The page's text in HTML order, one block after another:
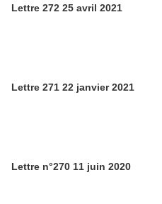
Lettre 272 25 avril 2021
Lettre 271 22 janvier 2021
Lettre n°270 11 juin 2020